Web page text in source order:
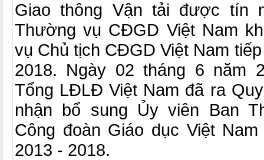
Giao thông Vận tải được tín
Thường vụ CĐGD Việt Nam
vụ Chủ tịch CĐGD Việt Nam
2018. Ngày 02 tháng 6 năm
Tổng LĐLĐ Việt Nam đã ra
nhận bổ sung Ủy viên Ban
Công đoàn Giáo dục Việt
2013 - 2018.